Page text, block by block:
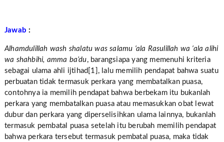
Jawab :
Alhamdulillah wash shalatu was salamu ‘ala Rasulillah wa ‘ala alihi
wa shahbihi, amma ba’du, barangsiapa yang memenuhi kriteria
sebagai ulama ahli ijtihad[1], lalu memilih pendapat bahwa suatu
perbuatan tidak termasuk perkara yang membatalkan puasa,
contohnya ia memilih pendapat bahwa berbekam itu bukanlah
perkara yang membatalkan puasa atau memasukkan obat lewat
dubur dan perkara yang diperselisihkan ulama lainnya, bukanlah
termasuk pembatal puasa setelah itu berubah memilih pendapat
bahwa perkara tersebut termasuk pembatal puasa, maka tidak